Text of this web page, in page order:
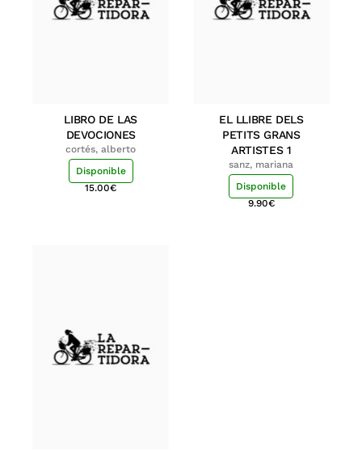
LIBRO DE LAS
DEVOCIONES
cortés, alberto
Disponible
15.00€
EL LLIBRE DELS
PETITS GRANS
ARTISTES 1
sanz, mariana
Disponible
9.90€